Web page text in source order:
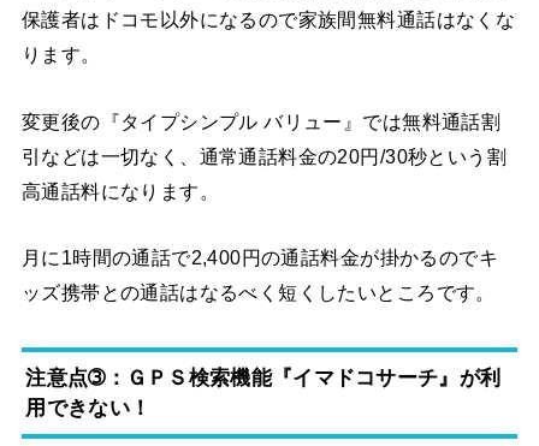
保護者はドコモ以外になるので家族間無料通話はなくな
ります。
変更後の『タイプシンプル バリュー』では無料通話割
引などは一切なく、通常通話料金の20円/30秒という割
高通話料になります。
月に1時間の通話で2,400円の通話料金が掛かるのでキ
ッズ携帯との通話はなるべく短くしたいところです。
注意点➂：ＧＰＳ検索機能『イマドコサーチ』が利
用できない！